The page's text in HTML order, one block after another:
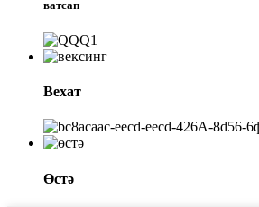
ватсап
Вехат
Өстә